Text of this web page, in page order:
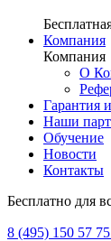
Компания
Компания
О
Гарантия
Наши
Обучение
Новости
Контакты
Бесплатно для
8 (495) 150 57 75